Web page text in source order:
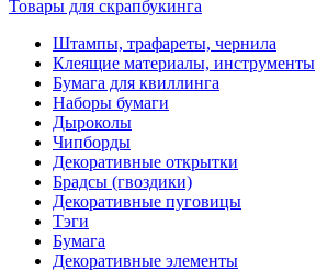
Товары для скрапбукинга
Штампы, трафареты, чернила
Клеящие материалы, инструменты
Бумага для квиллинга
Наборы бумаги
Дыроколы
Чипборды
Декоративные открытки
Брадсы (гвоздики)
Декоративные пуговицы
Тэги
Бумага
Декоративные элементы